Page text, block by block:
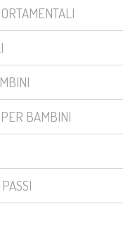
BAMBINI